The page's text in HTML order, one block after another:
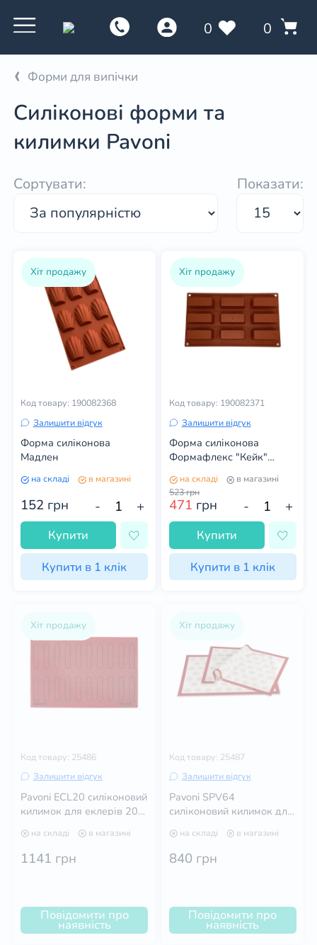
0 0
Форми для випічки
Силіконові форми та
килимки Pavoni
Сортувати: Показати:
Хіт продажу
Код товару: 190082368
Залишити відгук
Форма силіконова
Мадлен
на складі в магазині
152 грн - +
Купити
Купити в 1 клік
Хіт продажу
Код товару: 190082371
Залишити відгук
Форма силіконова
Формафлекс "Кейк"
на складі
в магазині
523грн
471 грн - +
Купити
Купити в 1 клік
Хіт продажу
Код товару: 25486
Залишити відгук
Pavoni ECL20 силіконовий
килимок для еклерів 20
на складі в магазині
1141 грн
Повідомити про
наявність
Хіт продажу
Код товару: 25487
Залишити відгук
Pavoni SPV64
силіконовий килимок для
на складі в магазині
840 грн
Повідомити про
наявність